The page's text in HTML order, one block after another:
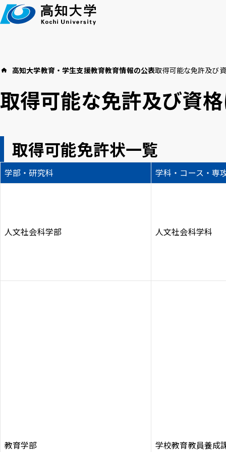
本
文
高知大学につい
教育・学生支援
アクセス 採用情報
Inst
Face
イベント
お知らせ
言語 ： 日本語 English
文字サイズ ：
高知大学教育・学生支援教育教育情報の公表取得可能な免許及び
取得可能な免許及び資
取得可能免許状一覧
学部・研究科 学科・コース・専
人文社会科学部 人文社会科学科
教育学部 学校教育教員養成